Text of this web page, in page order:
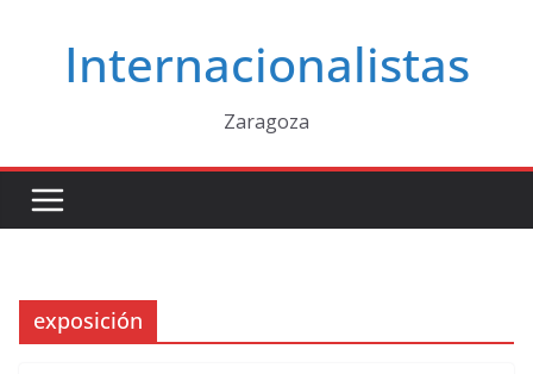
contenidoInternacionalistas
Zaragoza
exposición